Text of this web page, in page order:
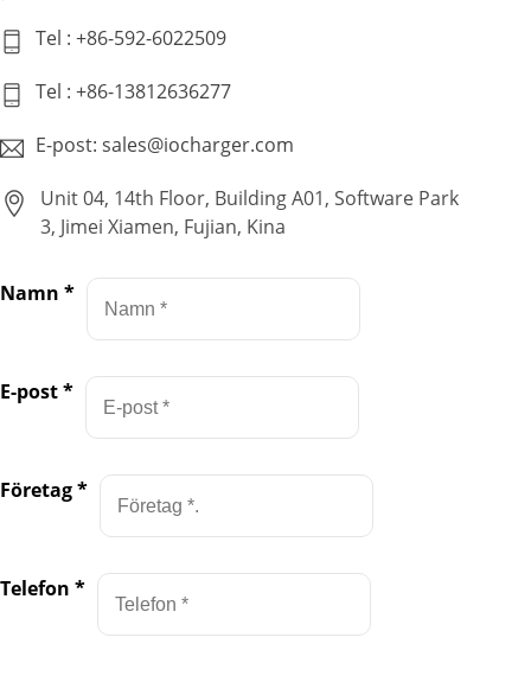
Tel : +86-592-6022509
Tel : +86-13812636277
E-post: sales@iocharger.com
Unit 04, 14th Floor, Building A01, Software Park
3, Jimei Xiamen, Fujian, Kina
Namn *
E-post*
Företag*
Telefon *